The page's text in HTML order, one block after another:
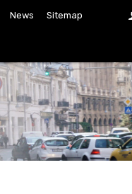
News Sitemap